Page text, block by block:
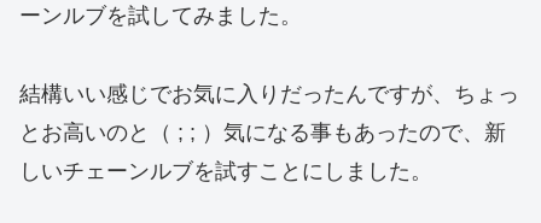
ーンルブを試してみました。
結構いい感じでお気に入りだったんですが、ちょっ
とお高いのと（ ; ; ）気になる事もあったので、新
しいチェーンルブを試すことにしました。